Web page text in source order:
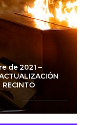
de 2021 –
RECINTO